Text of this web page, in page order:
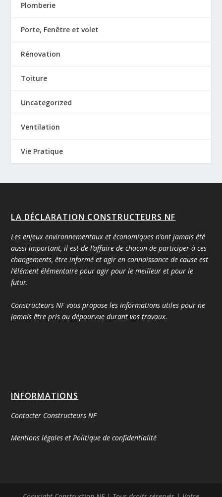
Plomberie
Porte, Fenêtre et volet
Rénovation
Toiture
Uncategorized
Ventilation
Vie Pratique
LA DÉCLARATION CONSTRUCTEURS NF
Les enjeux environnementaux et économiques n’ont jamais été
aussi important, il est de l’affaire de chacun de participer à ces
changements, être informé et agir en connaissance de cause est
l’élément élémentaire pour agir pour le meilleur et pour le
futur.
Constructeurs NF vous propose les informations utiles pour ne
jamais être pris au dépourvue durant vos travaux.
INFORMATIONS
Contacter Constructeurs NF
Mentions légales et Politique de confidentialité